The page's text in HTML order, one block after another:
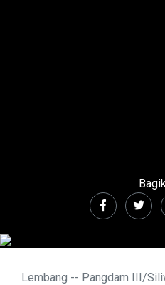
Lembang -- Pangdam III/